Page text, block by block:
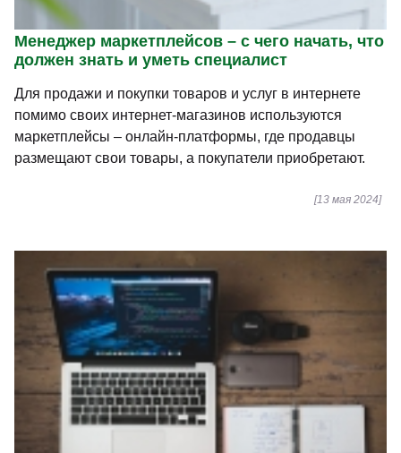
Менеджер маркетплейсов – с чего начать, что
должен знать и уметь специалист
Для продажи и покупки товаров и услуг в интернете
помимо своих интернет-магазинов используются
маркетплейсы – онлайн-платформы, где продавцы
размещают свои товары, а покупатели приобретают.
[13 мая 2024]